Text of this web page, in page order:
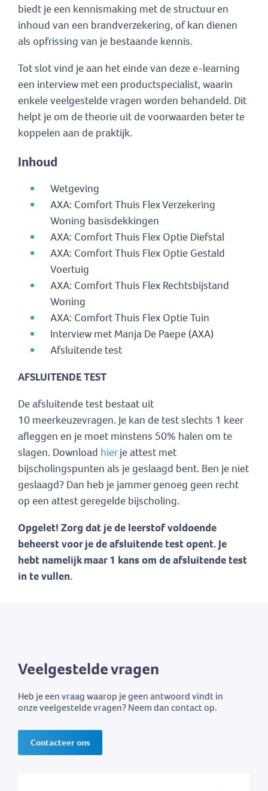
biedt je een kennismaking met de structuur en
inhoud van een brandverzekering, of kan dienen
als opfrissing van je bestaande kennis.
Tot slot vind je aan het einde van deze e-learning
een interview met een productspecialist, waarin
enkele veelgestelde vragen worden behandeld. Dit
helpt je om de theorie uit de voorwaarden beter te
koppelen aan de praktijk.
Inhoud
Wetgeving
AXA: Comfort Thuis Flex Verzekering
Woning basisdekkingen
AXA: Comfort Thuis Flex Optie Diefstal
AXA: Comfort Thuis Flex Optie Gestald
Voertuig
AXA: Comfort Thuis Flex Rechtsbijstand
Woning
AXA: Comfort Thuis Flex Optie Tuin
Interview met Manja De Paepe (AXA)
Afsluitende test
AFSLUITENDE TEST
De afsluitende test bestaat uit
10 meerkeuzevragen. Je kan de test slechts 1 keer
afleggen en je moet minstens 50% halen om te
slagen. Download hierje attest met
bijscholingspunten als je geslaagd bent. Ben je niet
geslaagd? Dan heb je jammer genoeg geen recht
op een attest geregelde bijscholing.
Opgelet! Zorg dat je de leerstof voldoende
beheerst voor je de afsluitende test opent. Je
hebt namelijk maar 1 kans om de afsluitende test
in te vullen.
Veelgestelde vragen
Heb je een vraag waarop je geen antwoord vindt in
onze veelgestelde vragen? Neem dan contact op.
Contacteer ons